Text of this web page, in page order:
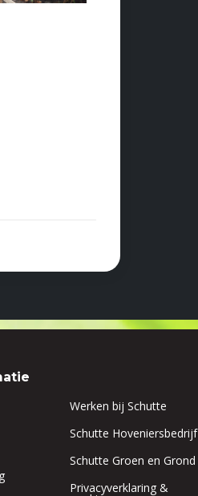
Werken bij Schutte
Schutte Hoveniersbedrijf
Schutte Groen en Grond
Privacyverklaring &